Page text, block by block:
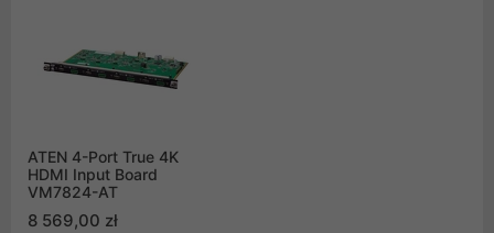
ATEN 4-Port True 4K
HDMI Input Board
VM7824-AT
8 569,00 zł